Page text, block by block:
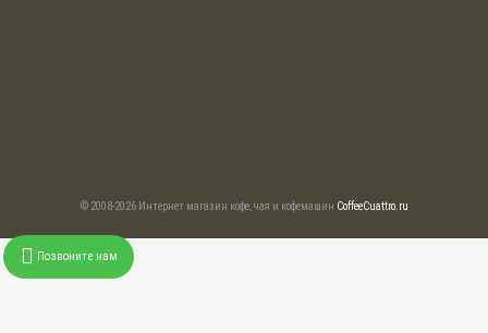
© 2008-2026 Интернет магазин кофе, чая и кофемашин CoffeeCuattro.ru
Позвоните нам